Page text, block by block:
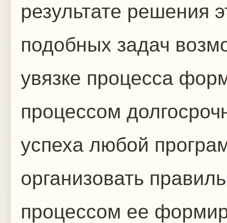
результате решения
подобных задач
увязке процесса
процессом
успеха любой
организовать
процессом ее